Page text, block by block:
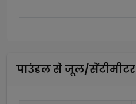
पाउंडलसेजूल/सेंटीमीटर